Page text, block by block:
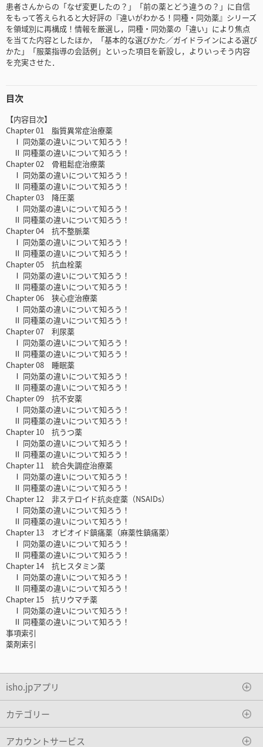
患者さんからの「なぜ変更したの？」「前の薬とどう違うの？」に自信
をもって答えられると大好評の『違いがわかる！同種・同効薬』シリーズ
を領域別に再構成！情報を厳選し，同種・同効薬の「違い」により焦点
を当てた内容としたほか，「基本的な選びかた／ガイドラインによる選び
かた」「服薬指導の会話例」といった項目を新設し，よりいっそう内容
を充実させた．
目次
【内容目次】
Chapter 01 脂質異常症治療薬
Ⅰ 同効薬の違いについて知ろう！
Ⅱ 同種薬の違いについて知ろう！
Chapter 02 骨粗鬆症治療薬
Ⅰ 同効薬の違いについて知ろう！
Ⅱ 同種薬の違いについて知ろう！
Chapter 03 降圧薬
Ⅰ 同効薬の違いについて知ろう！
Ⅱ 同種薬の違いについて知ろう！
Chapter 04 抗不整脈薬
Ⅰ 同効薬の違いについて知ろう！
Ⅱ 同種薬の違いについて知ろう！
Chapter 05 抗血栓薬
Ⅰ 同効薬の違いについて知ろう！
Ⅱ 同種薬の違いについて知ろう！
Chapter 06 狭心症治療薬
Ⅰ 同効薬の違いについて知ろう！
Ⅱ 同種薬の違いについて知ろう！
Chapter 07 利尿薬
Ⅰ 同効薬の違いについて知ろう！
Ⅱ 同種薬の違いについて知ろう！
Chapter 08 睡眠薬
Ⅰ 同効薬の違いについて知ろう！
Ⅱ 同種薬の違いについて知ろう！
Chapter 09 抗不安薬
Ⅰ 同効薬の違いについて知ろう！
Ⅱ 同種薬の違いについて知ろう！
Chapter 10 抗うつ薬
Ⅰ 同効薬の違いについて知ろう！
Ⅱ 同種薬の違いについて知ろう！
Chapter 11 統合失調症治療薬
Ⅰ 同効薬の違いについて知ろう！
Ⅱ 同種薬の違いについて知ろう！
Chapter 12 非ステロイド抗炎症薬（NSAIDs）
Ⅰ 同効薬の違いについて知ろう！
Ⅱ 同種薬の違いについて知ろう！
Chapter 13 オピオイド鎮痛薬（麻薬性鎮痛薬）
Ⅰ 同効薬の違いについて知ろう！
Ⅱ 同種薬の違いについて知ろう！
Chapter 14 抗ヒスタミン薬
Ⅰ 同効薬の違いについて知ろう！
Ⅱ 同種薬の違いについて知ろう！
Chapter 15 抗リウマチ薬
Ⅰ 同効薬の違いについて知ろう！
Ⅱ 同種薬の違いについて知ろう！
事項索引
薬剤索引
isho.jpアプリ
カテゴリー
アカウントサービス